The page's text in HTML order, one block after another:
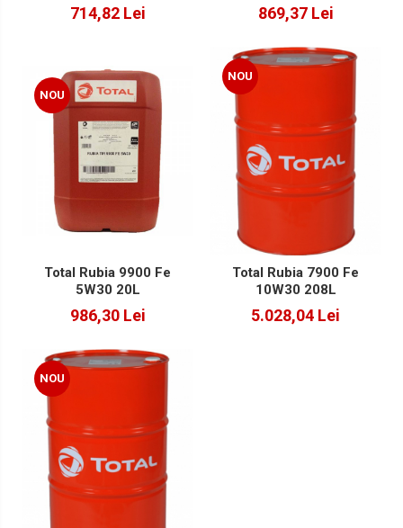
714,82 Lei 869,37 Lei
NOU
Total Rubia 9900 Fe
5W30 20L
986,30 Lei
NOU
Total Rubia 7900 Fe
10W30 208L
5.028,04 Lei
NOU